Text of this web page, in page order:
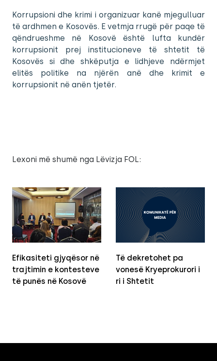
Korrupsioni dhe krimi i organizuar kanë mjegulluar
të ardhmen e Kosovës. E vetmja rrugë për paqe të
qëndrueshme në Kosovë është lufta kundër
korrupsionit prej institucioneve të shtetit të
Kosovës si dhe shkëputja e lidhjeve ndërmjet
elitës politike na njërën anë dhe krimit e
korrupsionit në anën tjetër.
Lexoni më shumë nga Lëvizja FOL:
Efikasiteti gjyqësor në
trajtimin e kontesteve
të punës në Kosovë
Të dekretohet pa
vonesë Kryeprokurori i
ri i Shtetit